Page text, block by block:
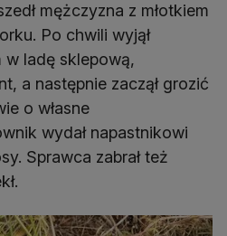
mężczyzna z młotkiem
Po chwili wyjął
w ladę sklepową,
a następnie zaczął grozić
o własne
wydał napastnikowi
Sprawca zabrał też